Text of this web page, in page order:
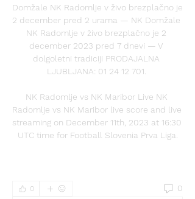
Domžale NK Radomlje v živo brezplačno je
2 december pred 2 urama — NK Domžale
NK Radomlje v živo brezplačno je 2
december 2023 pred 7 dnevi — V
dolgoletni tradiciji PRODAJALNA
LJUBLJANA: 01 24 12 701.
NK Radomlje vs NK Maribor Live NK
Radomlje vs NK Maribor live score and live
streaming on December 11th, 2023 at 16:30
UTC time for Football Slovenia Prva Liga.
0 0